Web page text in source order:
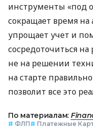
инструменты «под
сокращает время
упрощает учет и
сосредоточиться на
не на решении
на старте
позволит все это
По материалам:
# ФЛП# Платежные